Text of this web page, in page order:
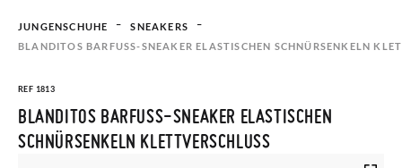
JUNGENSCHUHE
SNEAKERS
BLANDITOS BARFUSS-SNEAKER ELASTISCHEN SCHNÜRSENKELN
REF 1813
BLANDITOS BARFUSS-SNEAKER ELASTISCHEN S
CHNÜRSENKELN KLETTVERSCHLUSS